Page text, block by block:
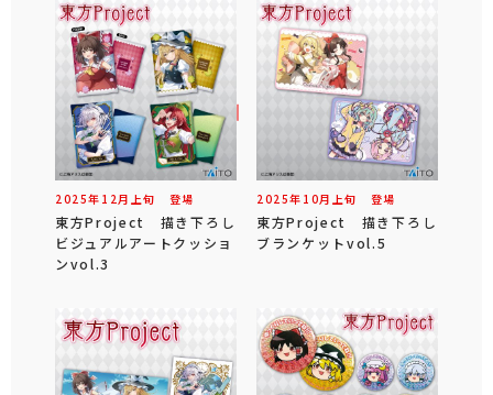
2025年 12 月 上旬 登場
東方Project 描き下ろし
ビジュアルアートクッショ
ンvol.3
2025年 10月 上旬 登場
東方Project 描き下ろし
ブランケットvol.5